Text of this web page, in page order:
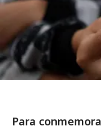
Para